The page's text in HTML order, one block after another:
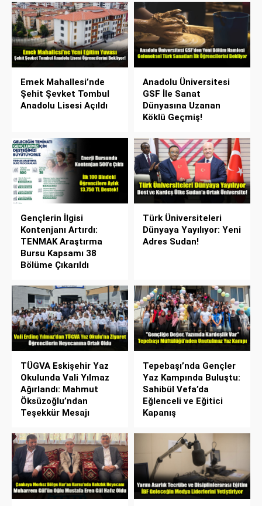
Emek Mahallesi’nde
Şehit Şevket Tombul
Anadolu Lisesi Açıldı
Anadolu Üniversitesi
GSF İle Sanat
Dünyasına Uzanan
Köklü Geçmiş!
Gençlerin İlgisi
Kontenjanı Artırdı:
TENMAK Araştırma
Bursu Kapsamı 38
Bölüme Çıkarıldı
Türk Üniversiteleri
Dünyaya Yayılıyor: Yeni
Adres Sudan!
TÜGVA Eskişehir Yaz
Okulunda Vali Yılmaz
Ağırlandı: Mahmut
Öksüzoğlu’ndan
Teşekkür Mesajı
Tepebaşı’nda Gençler
Yaz Kampında Buluştu:
Sahibül Vefa’da
Eğlenceli ve Eğitici
Kapanış